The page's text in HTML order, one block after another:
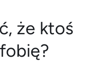
że ktoś